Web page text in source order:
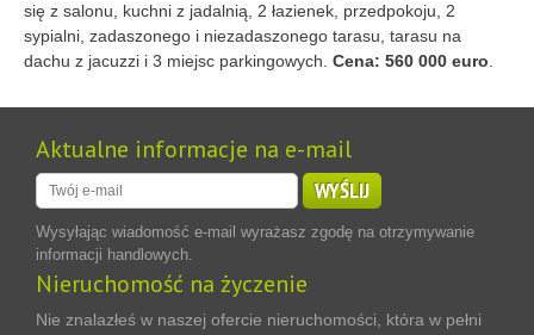
się z salonu, kuchni z jadalnią, 2 łazienek, przedpokoju, 2
sypialni, zadaszonego i niezadaszonego tarasu, tarasu na
dachu z jacuzzi i 3 miejsc parkingowych. Cena: 560 000 euro.
Aktualne informacje na e-mail
WYŚLIJ
Wysyłając wiadomość e-mail wyrażasz zgodę na otrzymywanie
informacji handlowych.
Nieruchomość na życzenie
Nie znalazłeś w naszej ofercie nieruchomości, która w pełni